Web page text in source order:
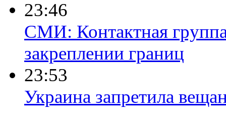
23:46
СМИ: Контактная
закреплении границ
23:53
Украина запретила